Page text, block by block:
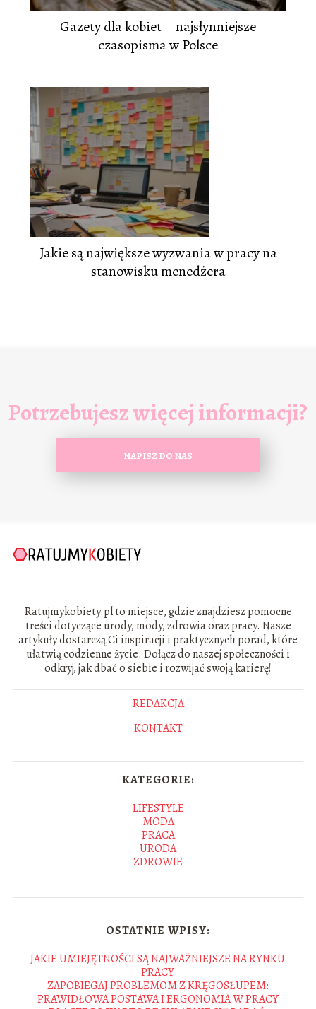
Gazety dla kobiet – najsłynniejsze
czasopisma w Polsce
Jakie są największe wyzwania w pracy na
stanowisku menedżera
Potrzebujesz więcej informacji?
NAPISZ DO NAS
Ratujmykobiety.pl to miejsce, gdzie znajdziesz pomocne
treści dotyczące urody, mody, zdrowia oraz pracy. Nasze
artykuły dostarczą Ci inspiracji i praktycznych porad, które
ułatwią codzienne życie. Dołącz do naszej społeczności i
odkryj, jak dbać o siebie i rozwijać swoją karierę!
REDAKCJA
KONTAKT
KATEGORIE:
LIFESTYLE
MODA
PRACA
URODA
ZDROWIE
OSTATNIE WPISY:
JAKIE UMIEJĘTNOŚCI SĄ NAJWAŻNIEJSZE NA RYNKU
PRACY
ZAPOBIEGAJ PROBLEMOM Z KRĘGOSŁUPEM:
PRAWIDŁOWA POSTAWA I ERGONOMIA W PRACY